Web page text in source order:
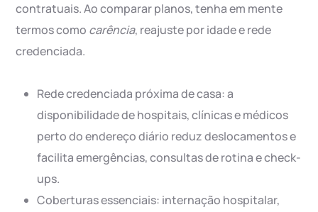
contratuais. Ao comparar planos, tenha em mente
termos como carência, reajuste por idade e rede
credenciada.
Rede credenciada próxima de casa: a
disponibilidade de hospitais, clínicas e médicos
perto do endereço diário reduz deslocamentos e
facilita emergências, consultas de rotina e check-
ups.
Coberturas essenciais: internação hospitalar,